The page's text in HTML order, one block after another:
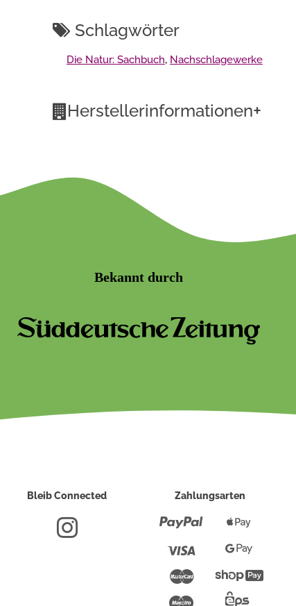
Schlagwörter
Die Natur: Sachbuch, Nachschlagewerke
Herstellerinformationen+
Bekannt durch
Bleib Connected Zahlungsarten
Paypal
Mastercard
Maestro
Pay
PayShopify